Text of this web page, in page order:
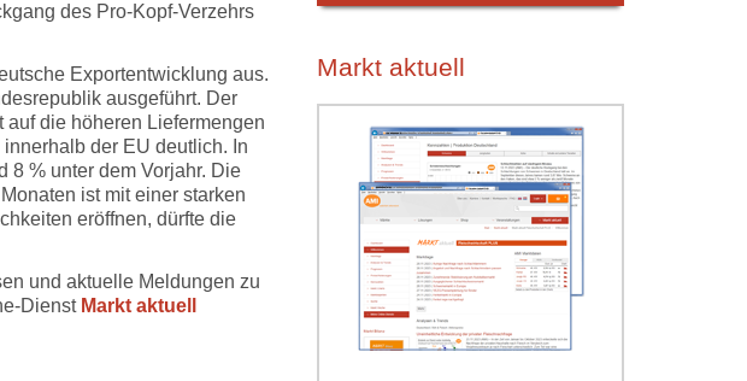
des Pro-Kopf-Verzehrs
Exportentwicklung aus.
ausgeführt. Der
die höheren Liefermengen
der EU deutlich. In
8 % unter dem Vorjahr. Die
ist mit einer starken
eröffnen, dürfte die
und aktuelle Meldungen zu
Dienst Markt aktuell
Markt aktuell